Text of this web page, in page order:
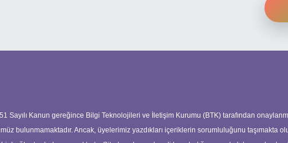
Sayılı Kanun gereğince Bilgi Teknolojileri ve İletişim Kurumu (BTK) tarafından
bulunmamaktadır. Ancak, üyelerimiz yazdıkları içeriklerin sorumluluğunu taşımakta